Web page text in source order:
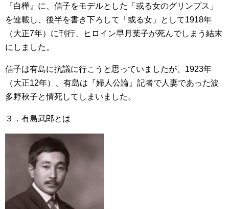
『白樺』に、信子をモデルとした「或る女のグリンプス」
を連載し、後半を書き下ろして「或る女」として1918年
（大正7年）に刊行、ヒロイン早月葉子が死んでしまう結末
にしました。
信子は有島に抗議に行こうと思っていましたが、1923年
（大正12年）、有島は『婦人公論』記者で人妻であった波
多野秋子と情死してしまいました。
３．有島武郎とは